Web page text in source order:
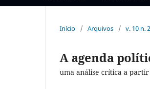
Início / Arquivos / v. 10 n.
A agenda
uma análise crítica a partir